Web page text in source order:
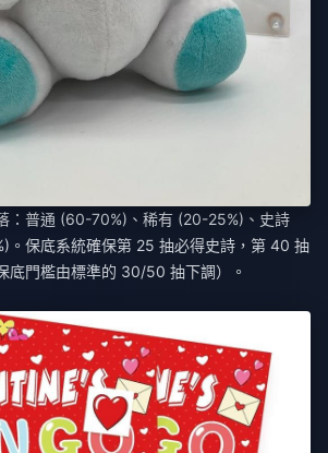
：普通 (60-70%)、稀有 (20-25%)、史詩
。保底系統確保第 25 抽必得史詩，第 40 抽
底門檻由標準的 30/50 抽下調）。